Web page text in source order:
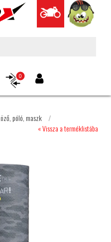
0
póló, maszk
/
« Vissza a terméklistába